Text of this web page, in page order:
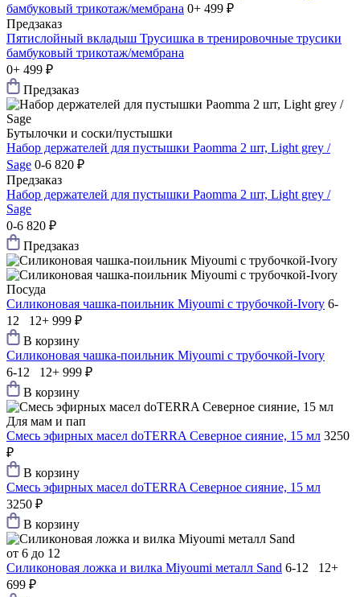
бамбуковый трикотаж/мембрана 0+ 499 ₽
Предзаказ
Пятислойный вкладыш Трусишка в тренировочные трусики
бамбуковый трикотаж/мембрана
0+ 499 ₽
Предзаказ
Бутылочки и соски/пустышки
Набор держателей для пустышки Paomma 2 шт, Light grey /
Sage 0-6 820 ₽
Предзаказ
Набор держателей для пустышки Paomma 2 шт, Light grey /
Sage
0-6 820 ₽
Предзаказ
Посуда
Силиконовая чашка-поильник Мiyoumi с трубочкой-Ivory 6-
12 12+ 999 ₽
В корзину
Силиконовая чашка-поильник Мiyoumi с трубочкой-Ivory
6-12 12+ 999 ₽
В корзину
Для мам и пап
Смесь эфирных масел doTERRA Северное сияние, 15 мл 3250
₽
В корзину
Смесь эфирных масел doTERRA Северное сияние, 15 мл
3250 ₽
В корзину
от 6 до 12
Силиконовая ложка и вилка Мiyoumi металл Sand 6-12 12+
699 ₽